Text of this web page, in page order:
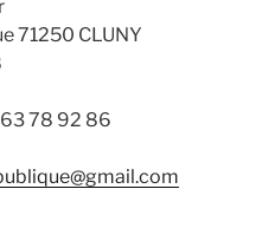
71250 CLUNY
78 92 86